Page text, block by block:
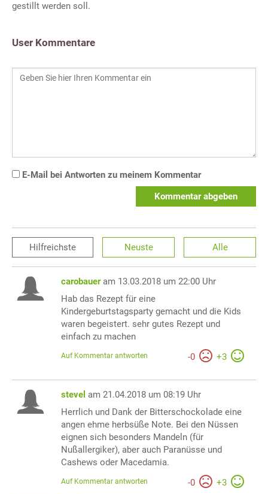
gestillt werden soll.
User Kommentare
E-Mail bei Antworten zu meinem Kommentar
Kommentar abgeben
Hilfreichste Neuste Alle
carobauer am 13.03.2018 um 22:00 Uhr
Hab das Rezept für eine
Kindergeburtstagsparty gemacht und die Kids
waren begeistert. sehr gutes Rezept und
einfach zu machen
-0 +3
Auf Kommentar antworten
stevel am 21.04.2018 um 08:19 Uhr
Herrlich und Dank der Bitterschockolade eine
angen ehme herbsüße Note. Bei den Nüssen
eignen sich besonders Mandeln (für
Nußallergiker), aber auch Paranüsse und
Cashews oder Macedamia.
-0 +3
Auf Kommentar antworten